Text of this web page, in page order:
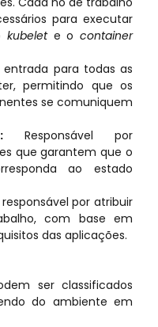
para executar
kubelete ocontainer
para todas as
permitindo que os
se comuniquem
Responsável por
que garantem que o
ao estado
por atribuir
com base em
das aplicações.
ser classificados
do ambiente em